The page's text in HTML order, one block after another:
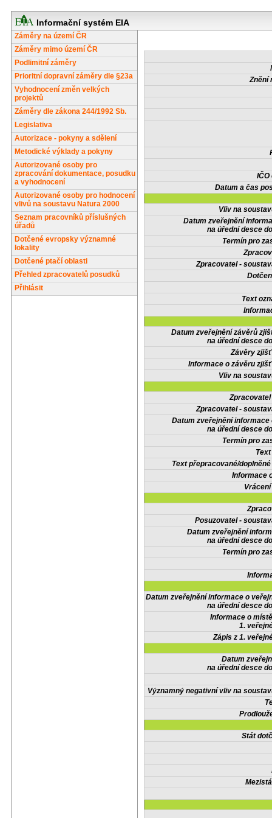
Informační systém EIA
Záměry na území ČR
Záměry mimo území ČR
Podlimitní záměry
Prioritní dopravní záměry dle §23a
Vyhodnocení změn velkých
projektů
Záměry dle zákona 244/1992 Sb.
Legislativa
Autorizace - pokyny a sdělení
Metodické výklady a pokyny
Autorizované osoby pro
zpracování dokumentace, posudku
a vyhodnocení
Autorizované osoby pro hodnocení
vlivů na soustavu Natura 2000
Seznam pracovníků příslušných
úřadů
Dotčené evropsky významné
lokality
Dotčené ptačí oblasti
Přehled zpracovatelů posudků
Přihlásit
Znění
IČO
Datum a čas
Vliv na
Datum zveřejnění
na úřední desce
Termín pro
Zpracovatel -
Text
Datum zveřejnění závěrů
na úřední desce
Závěry
Informace o závěru
Vliv na
Zpracovatel -
Datum zveřejnění informace
na úřední desce
Termín pro
Text přepracované/
Informace
Posuzovatel -
Datum zveřejnění
na úřední desce
Termín pro
Datum zveřejnění informace o
na úřední desce
Informace o
1.
Zápis z 1.
Datum
na úřední desce
Významný negativní vliv na
Stát